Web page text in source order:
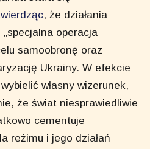
, że działania
operacja
samoobronę oraz
Ukrainy. W efekcie
własny wizerunek,
że świat niesprawiedliwie
cementuje
reżimu i jego działań